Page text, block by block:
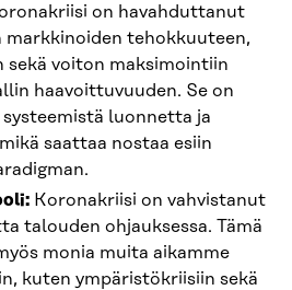
on havahduttanut
markkinoiden tehokkuuteen,
sekä voiton maksimointiin
haavoittuvuuden. Se on
luonnetta ja
saattaa nostaa esiin
Koronakriisi on vahvistanut
talouden ohjauksessa. Tämä
monia muita aikamme
kuten ympäristökriisiin sekä